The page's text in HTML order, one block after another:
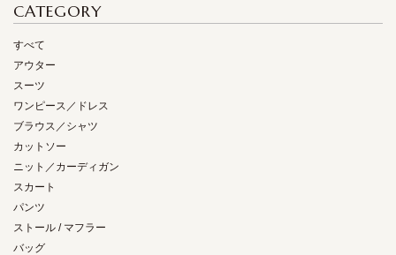
CATEGORY
すべて
アウター
スーツ
ワンピース／ドレス
ブラウス／シャツ
カットソー
ニット／カーディガン
スカート
パンツ
ストール / マフラー
バッグ